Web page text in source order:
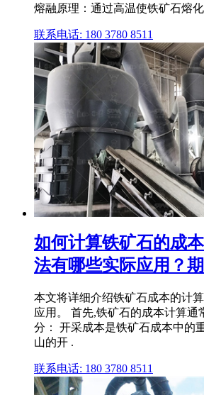
熔融原理：通过高温使铁矿石熔
联系电话: 180 3780 8511
如何计算铁矿石的成
法有哪些实际应用？
本文将详细介绍铁矿石成本的计
应用。 首先,铁矿石的成本计算通
分： 开采成本是铁矿石成本中的
山的开 .
联系电话: 180 3780 8511